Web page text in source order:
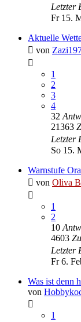
Letzter
Fr 15.
Aktuelle
von
1
2
3
4
32
21363
Letzter
So 15.
Warnstufe
von Oliva
1
2
10
4603
Letzter
Fr 6.
Was ist denn
von
1